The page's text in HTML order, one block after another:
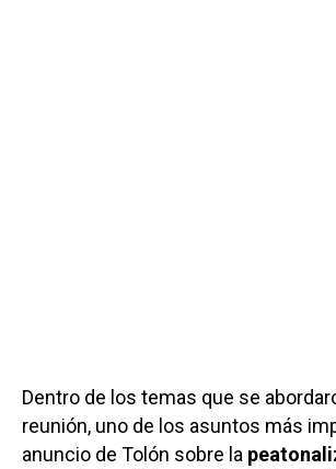
Dentro de los temas que se
reunión, uno de los asuntos más
anuncio de Tolón sobre la